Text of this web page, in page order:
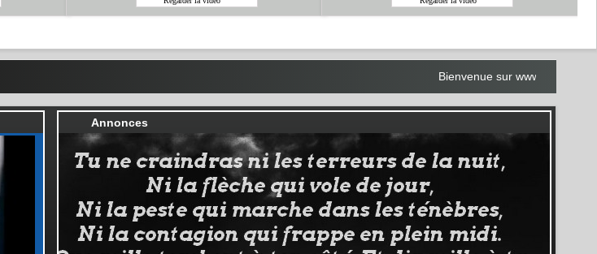
Bienvenue sur www.lilobayanzambe.com! -
Annonces